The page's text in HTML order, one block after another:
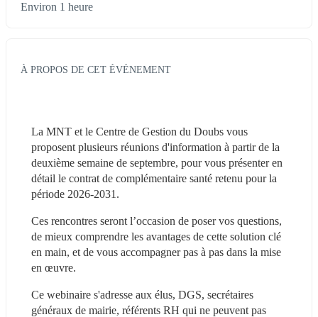
Environ 1 heure
À PROPOS DE CET ÉVÉNEMENT
La MNT et le Centre de Gestion du Doubs vous
proposent plusieurs réunions d'information à partir de la
deuxième semaine de septembre, pour vous présenter en
détail le contrat de complémentaire santé retenu pour la
période 2026-2031.
Ces rencontres seront l’occasion de poser vos questions,
de mieux comprendre les avantages de cette solution clé
en main, et de vous accompagner pas à pas dans la mise
en œuvre.
Ce webinaire s'adresse aux élus, DGS, secrétaires
généraux de mairie, référents RH qui ne peuvent pas